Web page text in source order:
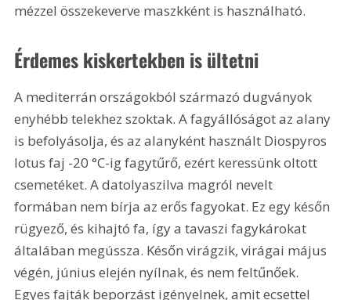
mézzel összekeverve maszkként is használható.
Érdemes kiskertekben is ültetni
A mediterrán országokból származó dugványok
enyhébb telekhez szoktak. A fagyállóságot az alany
is befolyásolja, és az alanyként használt Diospyros
lotus faj -20 °C-ig fagytűrő, ezért keressünk oltott
csemetéket. A datolyaszilva magról nevelt
formában nem bírja az erős fagyokat. Ez egy későn
rügyező, és kihajtó fa, így a tavaszi fagykárokat
általában megússza. Későn virágzik, virágai május
végén, június elején nyílnak, és nem feltűnőek.
Egyes fajták beporzást igényelnek, amit ecsettel